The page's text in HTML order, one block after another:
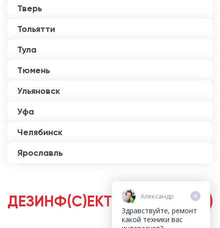
Тверь
Тольятти
Тула
Тюмень
Ульяновск
Уфа
Челябинск
Ярославль
ДЕЗИНФ(С)ЕКТОРЫАлександр
Здравствуйте, ремонт
какой техники вас